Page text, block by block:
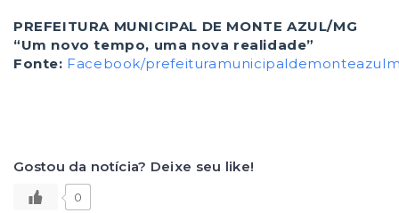
PREFEITURA MUNICIPAL DE MONTE AZUL/MG
“Um novo tempo, uma nova realidade”
Fonte: Facebook/
Gostou da notícia? Deixe seu like!
0